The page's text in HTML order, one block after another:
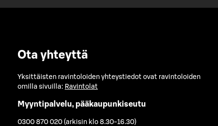
Ota yhteyttä
Yksittäisten ravintoloiden yhteystiedot ovat ravintoloiden
omilla sivuilla: Ravintolat
Myyntipalvelu, pääkaupunkiseutu
0300 870 020 (arkisin klo 8.30-16.30)